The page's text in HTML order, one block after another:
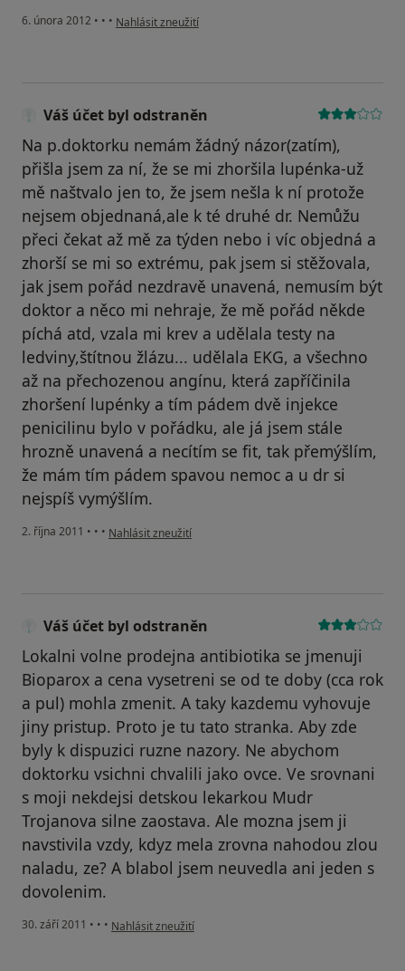
6. února 2012 • • • podle názoru uživatele jana
Nahlásit zneužití
Váš účet byl odstraněn
Na p.doktorku nemám žádný názor(zatím),
přišla jsem za ní, že se mi zhoršila lupénka-už
mě naštvalo jen to, že jsem nešla k ní protože
nejsem objednaná,ale k té druhé dr. Nemůžu
přeci čekat až mě za týden nebo i víc objedná a
zhorší se mi so extrému, pak jsem si stěžovala,
jak jsem pořád nezdravě unavená, nemusím být
doktor a něco mi nehraje, že mě pořád někde
píchá atd, vzala mi krev a udělala testy na
ledviny,štítnou žlázu... udělala EKG, a všechno
až na přechozenou angínu, která zapříčinila
zhoršení lupénky a tím pádem dvě injekce
penicilinu bylo v pořádku, ale já jsem stále
hrozně unavená a necítím se fit, tak přemýšlím,
že mám tím pádem spavou nemoc a u dr si
nejspíš vymýšlím.
2. října 2011 • • • podle názoru uživatele Váš účet byl odstraněn
Nahlásit zneužití
Váš účet byl odstraněn
Lokalni volne prodejna antibiotika se jmenuji
Bioparox a cena vysetreni se od te doby (cca rok
a pul) mohla zmenit. A taky kazdemu vyhovuje
jiny pristup. Proto je tu tato stranka. Aby zde
byly k dispuzici ruzne nazory. Ne abychom
doktorku vsichni chvalili jako ovce. Ve srovnani
s moji nekdejsi detskou lekarkou Mudr
Trojanova silne zaostava. Ale mozna jsem ji
navstivila vzdy, kdyz mela zrovna nahodou zlou
naladu, ze? A blabol jsem neuvedla ani jeden s
dovolenim.
30. září 2011 • • • podle názoru uživatele Váš účet byl odstraněn
Nahlásit zneužití